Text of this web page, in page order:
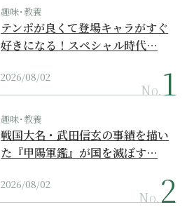
趣味･教養
テンポが良くて登場キャラがすぐ
好きになる！スペシャル時代…
2026/08/02
No.
趣味･教養
戦国大名・武田信玄の事績を描い
た『甲陽軍鑑』が国を滅ぼす…
2026/08/02
No.